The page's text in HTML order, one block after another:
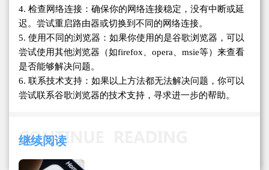
4. 检查网络连接：确保你的网络连接稳定，没有中断或延
迟。尝试重启路由器或切换到不同的网络连接。
5. 使用不同的浏览器：如果你使用的是谷歌浏览器，可以
尝试使用其他浏览器（如firefox、opera、msie等）来查看
是否能够解决问题。
6. 联系技术支持：如果以上方法都无法解决问题，你可以
尝试联系谷歌浏览器的技术支持，寻求进一步的帮助。
继续阅读